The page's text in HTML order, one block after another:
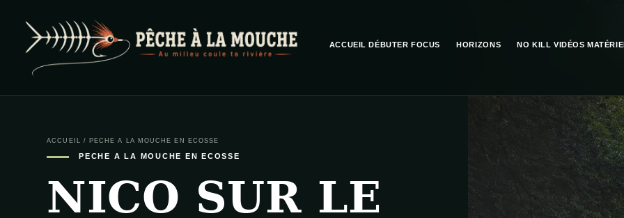
PECHE A LA MOUCHE
ACCUEIL DÉBUTER FOCUS HORIZONS NO KILL VIDÉOS
ACCUEIL / PECHE A LA MOUCHE EN ECOSSE
PECHE A LA MOUCHE EN ECOSSE
NICO SUR LE